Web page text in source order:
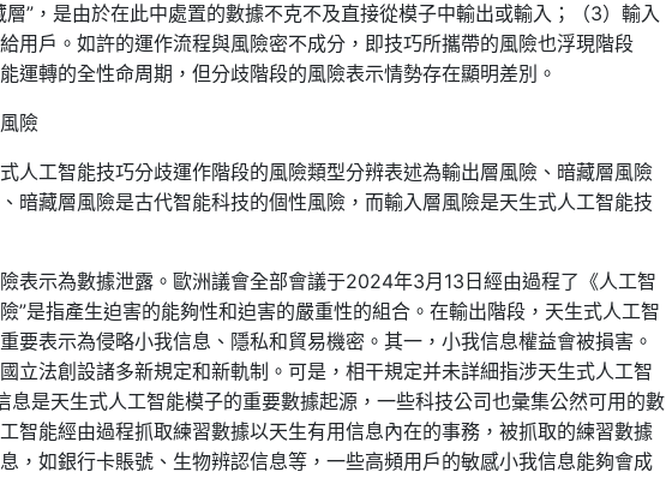
”，是由於在此中處置的數據不克不及直接從模子中輸出或輸入；（3）輸入
用戶。如許的運作流程與風險密不成分，即技巧所攜帶的風險也浮現階段
運轉的全性命周期，但分歧階段的風險表示情勢存在顯明差別。
險
人工智能技巧分歧運作階段的風險類型分辨表述為輸出層風險、暗藏層風險
暗藏層風險是古代智能科技的個性風險，而輸入層風險是天生式人工智能技
表示為數據泄露。歐洲議會全部會議于2024年3月13日經由過程了《人工智
”是指產生迫害的能夠性和迫害的嚴重性的組合。在輸出階段，天生式人工智
要表示為侵略小我信息、隱私和貿易機密。其一，小我信息權益會被損害。
立法創設諸多新規定和新軌制。可是，相干規定并未詳細指涉天生式人工智
是天生式人工智能模子的重要數據起源，一些科技公司也彙集公然可用的數
智能經由過程抓取練習數據以天生有用信息內在的事務，被抓取的練習數據
，如銀行卡賬號、生物辨認信息等，一些高頻用戶的敏感小我信息能夠會成